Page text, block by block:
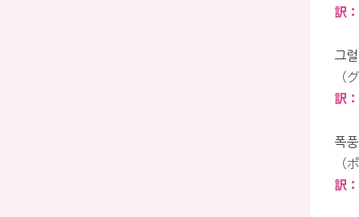
訳
그
（
訳
폭
（
訳